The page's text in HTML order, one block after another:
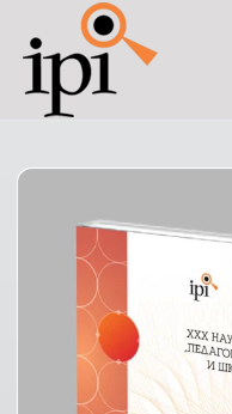
Skip to main content